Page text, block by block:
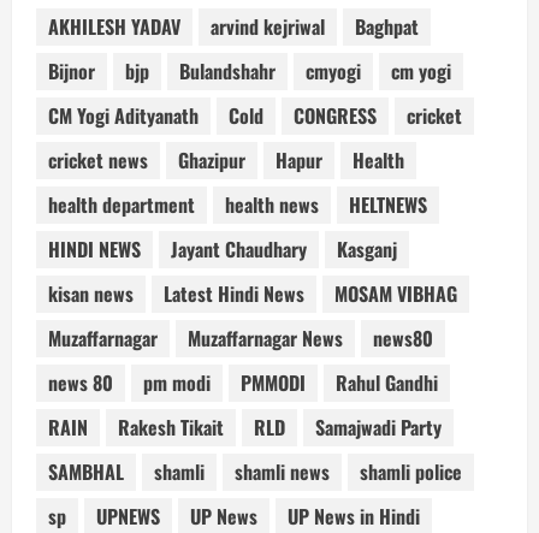
AKHILESH YADAV arvind kejriwal
Baghpat
Bijnor
bjp Bulandshahr cmyogi
cm yogi
CM Yogi Adityanath
Cold CONGRESS
cricket
cricket news
Ghazipur Hapur
Health
health department
health news
HELTNEWS
HINDI NEWS
Jayant Chaudhary
Kasganj
kisan news
Latest Hindi News
MOSAM VIBHAG
Muzaffarnagar
Muzaffarnagar News
news80
news 80
pm modi PMMODI
Rahul Gandhi
RAIN
Rakesh Tikait RLD
Samajwadi Party
SAMBHAL
shamli shamli news
shamli police
sp
UPNEWS UP News
UP News in Hindi